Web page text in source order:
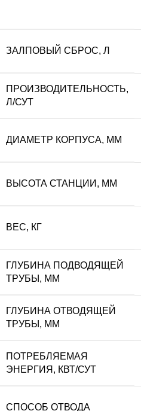
ЗАЛПОВЫЙ СБРОС, Л
ПРОИЗВОДИТЕЛЬНОСТЬ,
Л/СУТ
ДИАМЕТР КОРПУСА, ММ
ВЫСОТА СТАНЦИИ, ММ
ВЕС, КГ
ГЛУБИНА ПОДВОДЯЩЕЙ
ТРУБЫ, ММ
ГЛУБИНА ОТВОДЯЩЕЙ
ТРУБЫ, ММ
ПОТРЕБЛЯЕМАЯ
ЭНЕРГИЯ, КВТ/СУТ
СПОСОБ ОТВОДА